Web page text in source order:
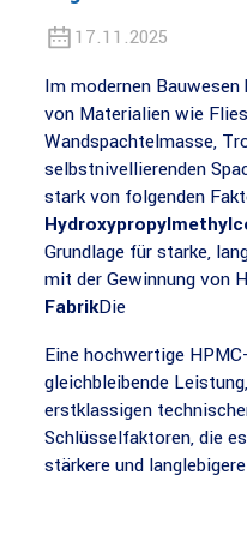
17.11.2025
Im modernen
von Materialien wie
Wandspachtelmasse,
selbstnivellierenden
stark von folgenden
Grundlage für starke,
mit der Gewinnung von
FabrikDie
Eine hochwertige
gleichbleibende
erstklassigen
Schlüsselfaktoren, die
stärkere und